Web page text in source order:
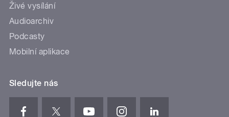
Živé vysílání
Audioarchiv
Podcasty
Mobilní aplikace
Sledujte nás